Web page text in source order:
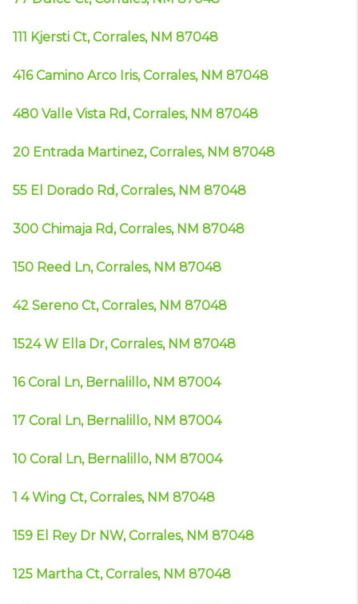
111 Kjersti Ct, Corrales, NM 87048
416 Camino Arco Iris, Corrales, NM 87048
480 Valle Vista Rd, Corrales, NM 87048
20 Entrada Martinez, Corrales, NM 87048
55 El Dorado Rd, Corrales, NM 87048
300 Chimaja Rd, Corrales, NM 87048
150 Reed Ln, Corrales, NM 87048
42 Sereno Ct, Corrales, NM 87048
1524 W Ella Dr, Corrales, NM 87048
16 Coral Ln, Bernalillo, NM 87004
17 Coral Ln, Bernalillo, NM 87004
10 Coral Ln, Bernalillo, NM 87004
1 4 Wing Ct, Corrales, NM 87048
159 El Rey Dr NW, Corrales, NM 87048
125 Martha Ct, Corrales, NM 87048